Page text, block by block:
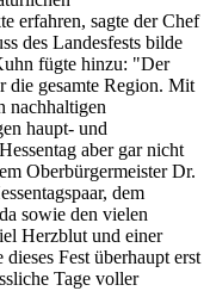
erfahren, sagte der Chef
des Landesfests bilde
fügte hinzu: "Der
die gesamte Region. Mit
nachhaltigen
haupt- und
aber gar nicht
Oberbürgermeister Dr.
dem
sowie den vielen
Herzblut und einer
Fest überhaupt erst
Tage voller